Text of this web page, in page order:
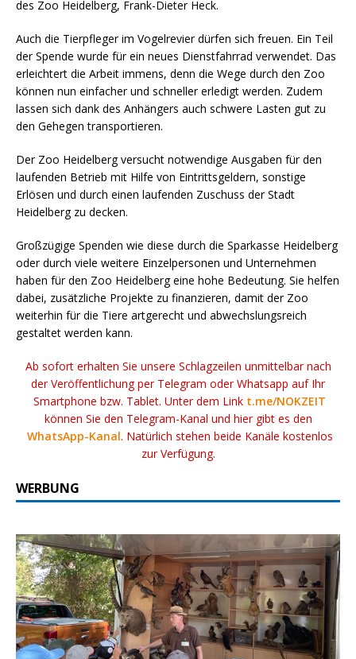
des Zoo Heidelberg, Frank-Dieter Heck.
Auch die Tierpfleger im Vogelrevier dürfen sich freuen. Ein Teil
der Spende wurde für ein neues Dienstfahrrad verwendet. Das
erleichtert die Arbeit immens, denn die Wege durch den Zoo
können nun einfacher und schneller erledigt werden. Zudem
lassen sich dank des Anhängers auch schwere Lasten gut zu
den Gehegen transportieren.
Der Zoo Heidelberg versucht notwendige Ausgaben für den
laufenden Betrieb mit Hilfe von Eintrittsgeldern, sonstige
Erlösen und durch einen laufenden Zuschuss der Stadt
Heidelberg zu decken.
Großzügige Spenden wie diese durch die Sparkasse Heidelberg
oder durch viele weitere Einzelpersonen und Unternehmen
haben für den Zoo Heidelberg eine hohe Bedeutung. Sie helfen
dabei, zusätzliche Projekte zu finanzieren, damit der Zoo
weiterhin für die Tiere artgerecht und abwechslungsreich
gestaltet werden kann.
Ab sofort erhalten Sie unsere Schlagzeilen unmittelbar nach
der Veröffentlichung per Telegram oder Whatsapp auf Ihr
Smartphone bzw. Tablet. Unter dem Link t.me/NOKZEIT
können Sie den Telegram-Kanal und hier gibt es den
WhatsApp-Kanal. Natürlich stehen beide Kanäle kostenlos
zur Verfügung.
WERBUNG